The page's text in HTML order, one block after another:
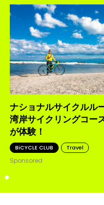
ナショナルサイクルル
湾岸サイクリングコー
が体験！
BiCYCLE CLUB Travel
Sponsored